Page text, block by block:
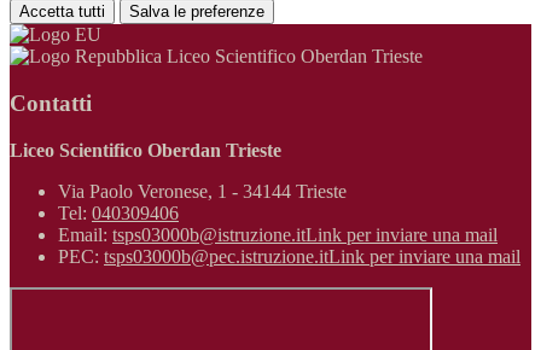
Accetta tutti Salva le preferenze
Liceo Scientifico Oberdan Trieste
Contatti
Liceo Scientifico Oberdan Trieste
Via Paolo Veronese, 1 - 34144 Trieste
Tel: 040309406
Email: tsps03000b@istruzione.itLink per inviare una mail
PEC: tsps03000b@pec.istruzione.itLink per inviare una mail